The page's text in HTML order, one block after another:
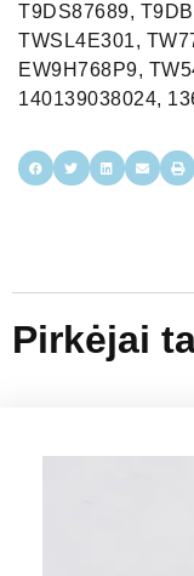
T9DS87689,
TWSL4E301,
EW9H768P9,
140139038024,
Pirkėjai